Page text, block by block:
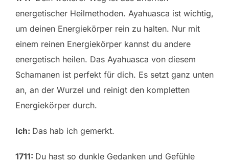
energetischer Heilmethoden. Ayahuasca ist wichtig,
um deinen Energiekörper rein zu halten. Nur mit
einem reinen Energiekörper kannst du andere
energetisch heilen. Das Ayahuasca von diesem
Schamanen ist perfekt für dich. Es setzt ganz unten
an, an der Wurzel und reinigt den kompletten
Energiekörper durch.
Ich: Das hab ich gemerkt.
1711: Du hast so dunkle Gedanken und Gefühle